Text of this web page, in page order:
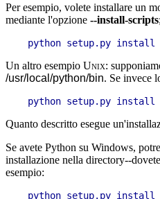
Per esempio, volete installare un
mediante l'opzione --install-scripts
Un altro esempio Unix:
/usr/local/python/bin. Se invece
Quanto descritto esegue
Se avete Python su Windows,
installazione nella directory--
esempio: